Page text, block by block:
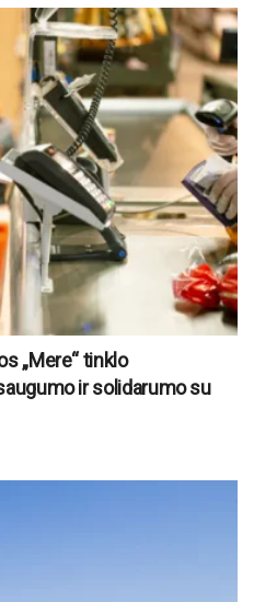
„Mere“ tinklo
ir solidarumo su